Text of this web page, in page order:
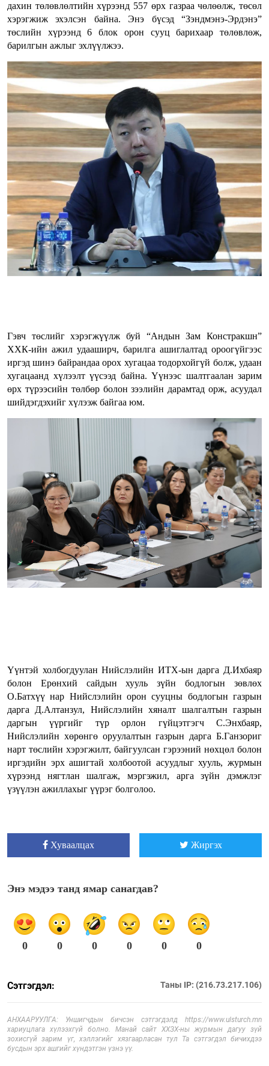
дахин төлөвлөлтийн хүрээнд 557 өрх газраа чөлөөлж, төсөл
хэрэгжиж эхэлсэн байна. Энэ бүсэд “Зэндмэнэ-Эрдэнэ”
төслийн хүрээнд 6 блок орон сууц барихаар төлөвлөж,
барилгын ажлыг эхлүүлжээ.
Гэвч төслийг хэрэгжүүлж буй “Андын Зам Констракшн”
ХХК-ийн ажил удааширч, барилга ашиглалтад ороогүйгээс
иргэд шинэ байрандаа орох хугацаа тодорхойгүй болж, удаан
хугацаанд хүлээлт үүсээд байна. Үүнээс шалтгаалан зарим
өрх түрээсийн төлбөр болон зээлийн дарамтад орж, асуудал
шийдэгдэхийг хүлээж байгаа юм.
Үүнтэй холбогдуулан Нийслэлийн ИТХ-ын дарга Д.Ихбаяр
болон Ерөнхий сайдын хууль зүйн бодлогын зөвлөх
О.Батхүү нар Нийслэлийн орон сууцны бодлогын газрын
дарга Д.Алтанзул, Нийслэлийн хяналт шалгалтын газрын
даргын үүргийг түр орлон гүйцэтгэгч С.Энхбаяр,
Нийслэлийн хөрөнгө оруулалтын газрын дарга Б.Ганзориг
нарт төслийн хэрэгжилт, байгуулсан гэрээний нөхцөл болон
иргэдийн эрх ашигтай холбоотой асуудлыг хууль, журмын
хүрээнд нягтлан шалгаж, мэргэжил, арга зүйн дэмжлэг
үзүүлэн ажиллахыг үүрэг болголоо.
Хуваалцах Жиргэх
Энэ мэдээ танд ямар санагдав?
0 0 0 0 0 0
Сэтгэгдэл: Таны IP: (216.73.217.106)
АНХААРУУЛГА: Уншигчдын бичсэн сэтгэгдэлд https://www.ulsturch.mn
хариуцлага хүлээхгүй болно. Манай сайт ХХЗХ-ны журмын дагуу зүй
зохисгүй зарим үг, хэллэгийг хязгаарласан тул Та сэтгэгдэл бичихдээ
бусдын эрх ашгийг хүндэтгэн үзнэ үү.